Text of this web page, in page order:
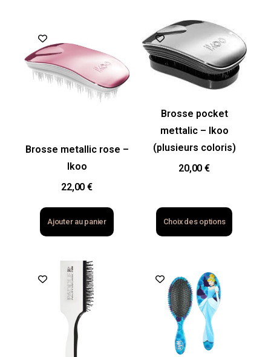
Brosse metallic rose –
Ikoo
22,00 €
Ajouter au panier
Brosse pocket
mettalic – Ikoo
(plusieurs coloris)
20,00 €
Choix des options